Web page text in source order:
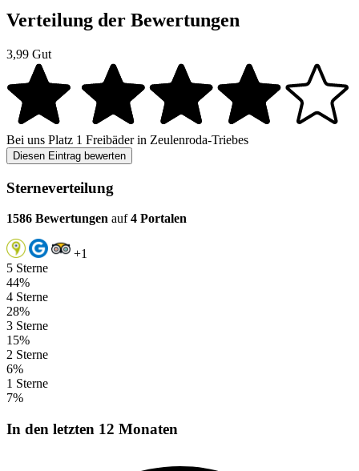
Verteilung der Bewertungen
3,99 Gut
Bei uns Platz 1 Freibäder in Zeulenroda-Triebes
Diesen Eintrag bewerten
Sterneverteilung
1586 Bewertungen auf4 Portalen
+1
5 Sterne
44%
4 Sterne
28%
3 Sterne
15%
2 Sterne
6%
1 Sterne
7%
In den letzten 12 Monaten